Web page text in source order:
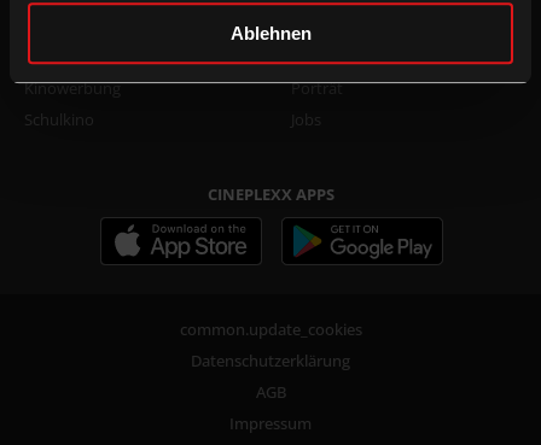
Ablehnen
Kino mieten
Kinowerbung
Schulkino
Presse
Porträt
Jobs
CINEPLEXX APPS
common.update_cookies
Datenschutzerklärung
AGB
Impressum